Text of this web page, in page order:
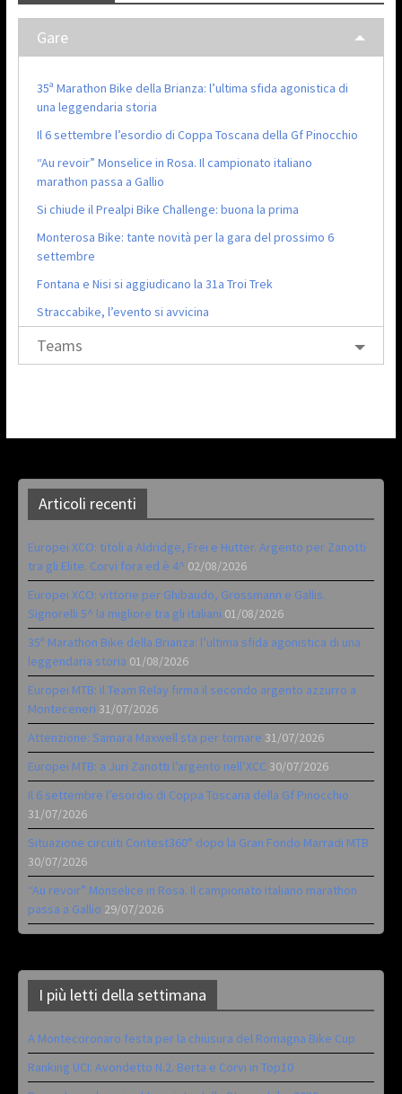
Gare
35ª Marathon Bike della Brianza: l’ultima sfida agonistica di
una leggendaria storia
Il 6 settembre l’esordio di Coppa Toscana della Gf Pinocchio
“Au revoir” Monselice in Rosa. Il campionato italiano
marathon passa a Gallio
Si chiude il Prealpi Bike Challenge: buona la prima
Monterosa Bike: tante novità per la gara del prossimo 6
settembre
Fontana e Nisi si aggiudicano la 31a Troi Trek
Straccabike, l’evento si avvicina
Teams
Articoli recenti
Europei XCO: titoli a Aldridge, Frei e Hutter. Argento per Zanotti
tra gli Elite. Corvi fora ed è 4^ 02/08/2026
Europei XCO: vittorie per Ghibaudo, Grossmann e Gallis.
Signorelli 5^ la migliore tra gli italiani 01/08/2026
35ª Marathon Bike della Brianza: l’ultima sfida agonistica di una
leggendaria storia 01/08/2026
Europei MTB: il Team Relay firma il secondo argento azzurro a
Monteceneri 31/07/2026
Attenzione: Samara Maxwell sta per tornare 31/07/2026
Europei MTB: a Juri Zanotti l’argento nell’XCC 30/07/2026
Il 6 settembre l’esordio di Coppa Toscana della Gf Pinocchio
31/07/2026
Situazione circuiti Contest360° dopo la Gran Fondo Marradi MTB
30/07/2026
“Au revoir” Monselice in Rosa. Il campionato italiano marathon
passa a Gallio 29/07/2026
I più letti della settimana
A Montecoronaro festa per la chiusura del Romagna Bike Cup
Ranking UCI: Avondetto N.2. Berta e Corvi in Top10